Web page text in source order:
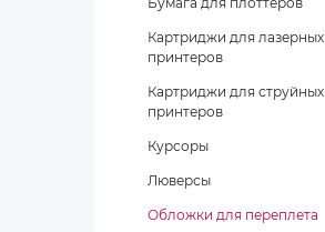
Бумага для плоттеров
Картриджи для лазерных
принтеров
Картриджи для струйных
принтеров
Курсоры
Люверсы
Обложки для переплета